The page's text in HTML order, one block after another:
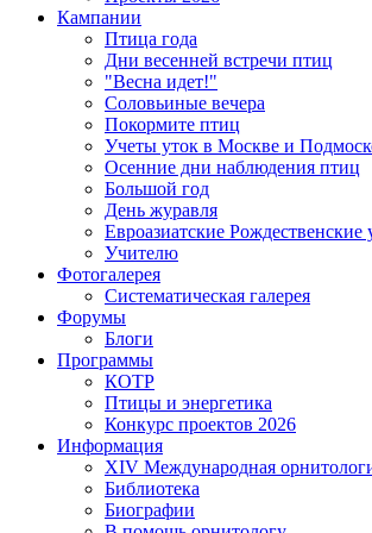
Кампании
Птица года
Дни весенней встречи птиц
"Весна идет!"
Соловьиные вечера
Покормите птиц
Учеты уток в Москве и
Осенние дни наблюдения птиц
Большой год
День журавля
Евроазиатские Рождественские
Учителю
Фотогалерея
Систематическая галерея
Форумы
Блоги
Программы
КОТР
Птицы и энергетика
Конкурс проектов 2026
Информация
XIV Международная
Библиотека
Биографии